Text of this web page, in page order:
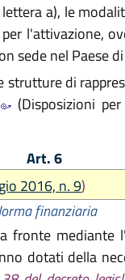
a), le
l'attivazione,
sede nel Paese
di
(Disposizioni
Art. 6
2016, n. 9)
finanziaria
fronte mediante
dotati della